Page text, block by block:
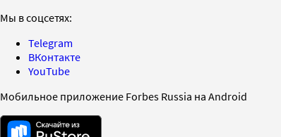
Мы в соцсетях:
Telegram
ВКонтакте
YouTube
Мобильное приложение Forbes Russia на Android